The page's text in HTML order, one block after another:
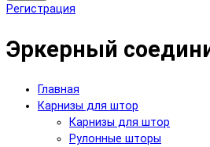
Регистрация
Эркерный
Главная
Карнизы для штор
Карнизы для штор
Рулонные шторы